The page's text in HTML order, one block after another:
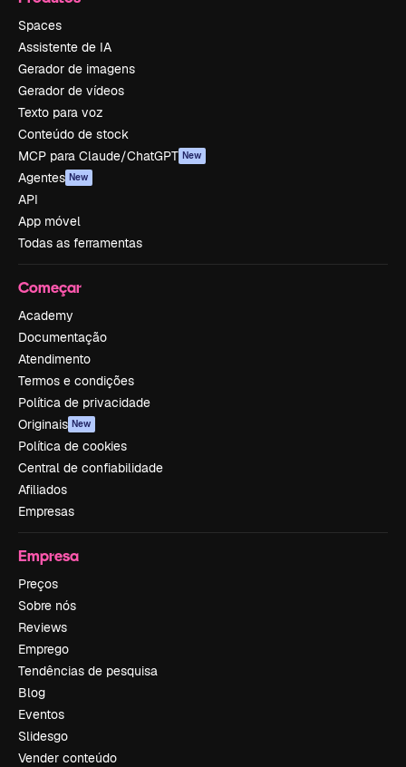
Spaces
Assistente de IA
Gerador de imagens
Gerador de vídeos
Texto para voz
Conteúdo de stock
MCP para Claude/ChatGPT New
Agentes New
API
App móvel
Todas as ferramentas
Começar
Academy
Documentação
Atendimento
Termos e condições
Política de privacidade
Originais New
Política de cookies
Central de confiabilidade
Afiliados
Empresas
Empresa
Preços
Sobre nós
Reviews
Emprego
Tendências de pesquisa
Blog
Eventos
Slidesgo
Vender conteúdo